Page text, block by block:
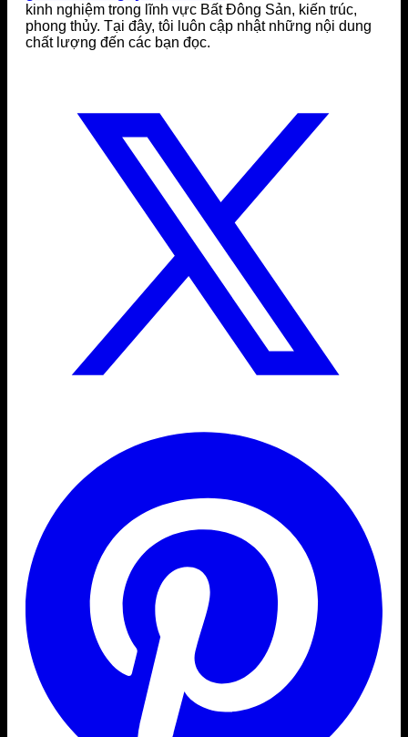
kinh nghiệm trong lĩnh vực Bất Đông Sản, kiến trúc,
phong thủy. Tại đây, tôi luôn cập nhật những nội dung
chất lượng đến các bạn đọc.